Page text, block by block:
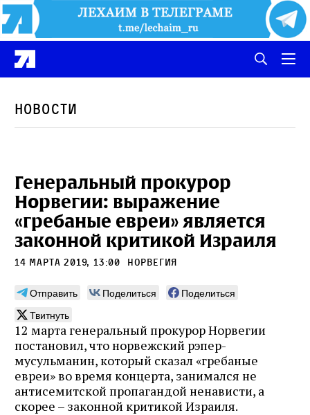
Новости
Генеральный прокурор
Норвегии: выражение
«гребаные евреи» является
законной критикой Израиля
14 марта 2019, 13:00 Норвегия
Отправить Поделиться
Поделиться
Твитнуть
12 марта генеральный прокурор Норвегии
постановил, что норвежский рэпер-
мусульманин, который сказал «гребаные
евреи» во время концерта, занимался не
антисемитской пропагандой ненависти, а
скорее – законной критикой Израиля.